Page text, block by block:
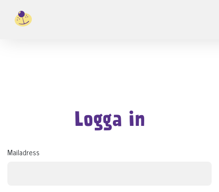
Logga in
Mailadress